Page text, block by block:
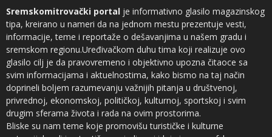
Sremskomitrovački portal je informativno glasilo magazinskog
tipa, kreirano u nameri da na jednom mestu prezentuje vesti,
informacije, teme i reportaže o dešavanjima u našem gradu i
sremskom regionu.Uređivačkom duhu tima koji realizuje ovo
glasilo cilj je da pravovremeno i objektivno upozna čitaoce sa
svim informacijama i aktuelnostima, kako bismo na taj način
doprineli boljem razumevanju važnijih pitanja u društvenoj,
privrednoj, ekonomskoj, političkoj, kulturnoj, sportskoj i svim
drugim sferama života i rada na ovim prostorima.
Bliske su nam teme koje promovišu turističke i kulturne